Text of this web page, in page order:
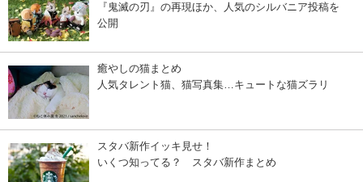
『鬼滅の刃』の再現ほか、人気のシルバニア投稿を
公開
癒やしの猫まとめ
人気タレント猫、猫写真集…キュートな猫ズラリ
スタバ新作イッキ見せ！
いくつ知ってる？ スタバ新作まとめ